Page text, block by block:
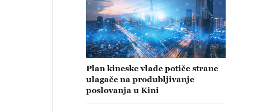
Plan kineske vlade potiče strane
ulagače na produbljivanje
poslovanja u Kini